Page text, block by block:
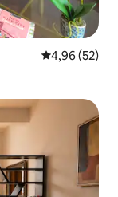
Gemiddelde
4,96 (52)